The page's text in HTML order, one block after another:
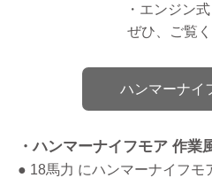
・エンジン
ぜひ、ご覧く
ハンマーナイ
・ハンマーナイフモア 作業
● 18馬力 にハンマーナイフモ